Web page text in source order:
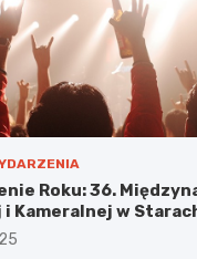
Roku: 36.
i Kameralnej w